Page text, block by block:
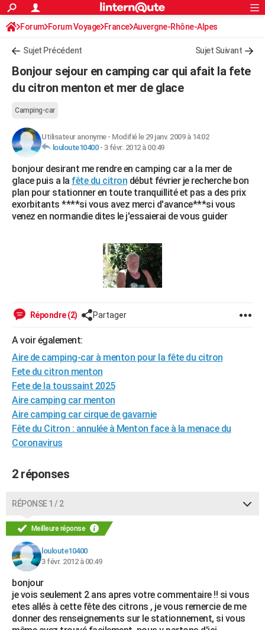
ACTUALITÉS
Politique
Société
Faits Divers
Education
Monde
Villes
+
Programme TV
TNTStreaming
Cinéma
Sorties cinéma
Musique
FINANCE
Retraite
Impôts
Epargne
Immobilier
Risques naturels par ville
Banque
Assurance
Crédit
AUTO
Essais
Réserver un essai
Citadines
Berlines
SUV
Forum auto
HIGH-TECH
Mobiles
Meilleur smartphone
Internet
Ordinateurs
Jeux vidéo
Guide high-tech
BRICOLAGE
Forum
Aménagement intérieur
Extérieur
Cuisine
Salle de bains
Jardinage
Rangement
WEEK-END
Guides de France
Escapades
Patrimoine
Expositions
Musées
Week-end nature
+LIFESTYLE
CARTE DE VOEUX
Carte de Noël
Carte Bonne année
Carte Saint-Valentin
Carte Pâques
Carte d'anniversaire
DICTIONNAIRE
Dictionnaire
Biographies
Citations
Expressions
Proverbes
PROGRAMME TV
COPAINS D'AVANT
S'inscrire
Se connecter
Lycées
Collèges
Primaires
Universités
Entreprises
Service militaire
Avis de recherche
AVIS DE DÉCÈS
FORUM
Rechercher
S'inscrire
Connexion
Forum Forum Voyage France Auvergne-Rhône-Alpes
Sujet Précédent Sujet Suivant
Bonjour sejour en camping car qui afait la fete
du citron menton et mer de glace
Camping-car
Utilisateur anonyme- Modifié le 29 janv. 2009 à 14:02
louloute10400- 3 févr. 2012 à 00:49
bonjour desirant me rendre en camping car a la mer de
glace puis a la fête du citron début février je recherche bon
plan pour stationner en toute tranquillité et pas a des prix
exorbitants ****si vous avez merci d'avance***si vous
venez en normandie dites le j'essaierai de vous guider
Répondre (2) Partager
A voir également:
Aire de camping-car à menton pour la fête du citron
Fete du citron menton
Fete de la toussaint 2025
Aire camping car menton
Aire camping car cirque de gavarnie
Fête du Citron : annulée à Menton face à la menace du
Coronavirus
2 réponses
RÉPONSE 1 / 2
Meilleure réponse
louloute10400
3 févr. 2012 à 00:49
bonjour
je vois seulement 2 ans apres votre commentaire !! si vous
etes allés à cette fête des citrons , je vous remercie de me
donner des renseignements sur le stationnement, si vous